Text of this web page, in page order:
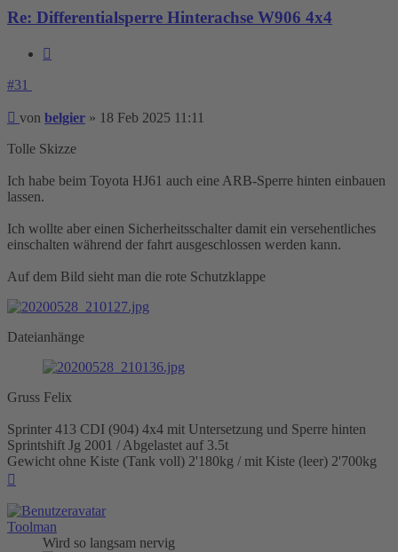
Re: Differentialsperre Hinterachse W906 4x4
#31
Beitrag
von belgier » 18 Feb 2025 11:11
Tolle Skizze
Ich habe beim Toyota HJ61 auch eine ARB-Sperre hinten einbauen
lassen.
Ich wollte aber einen Sicherheitsschalter damit ein versehentliches
einschalten während der fahrt ausgeschlossen werden kann.
Auf dem Bild sieht man die rote Schutzklappe
Dateianhänge
Gruss Felix
Sprinter 413 CDI (904) 4x4 mit Untersetzung und Sperre hinten
Sprintshift Jg 2001 / Abgelastet auf 3.5t
Gewicht ohne Kiste (Tank voll) 2'180kg / mit Kiste (leer) 2'700kg
Toolman
Wird so langsam nervig